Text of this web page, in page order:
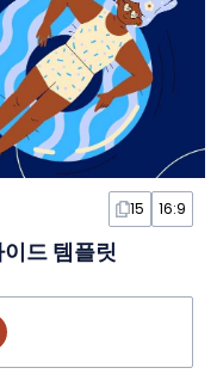
15 16:9
드 템플릿